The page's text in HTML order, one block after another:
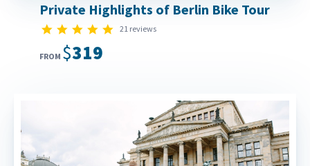
Private Highlights of Berlin Bike Tour
4.9 star rating
21 reviews
FROM $319